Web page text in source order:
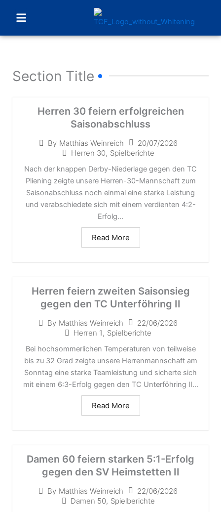
Section Title
Herren 30 feiern erfolgreichen
Saisonabschluss
By Matthias Weinreich
20/07/2026
Herren 30, Spielberichte
Nach der knappen Derby-Niederlage gegen den TC
Pliening zeigte unsere Herren-30-Mannschaft zum
Saisonabschluss noch einmal eine starke Leistung
und verabschiedete sich mit einem verdienten 4:2-
Erfolg...
Read More
Herren feiern zweiten Saisonsieg
gegen den TC Unterföhring II
By Matthias Weinreich
22/06/2026
Herren 1, Spielberichte
Bei hochsommerlichen Temperaturen von teilweise
bis zu 32 Grad zeigte unsere Herrenmannschaft am
Sonntag eine starke Teamleistung und sicherte sich
mit einem 6:3-Erfolg gegen den TC Unterföhring II...
Read More
Damen 60 feiern starken 5:1-Erfolg
gegen den SV Heimstetten II
By Matthias Weinreich
22/06/2026
Damen 50, Spielberichte